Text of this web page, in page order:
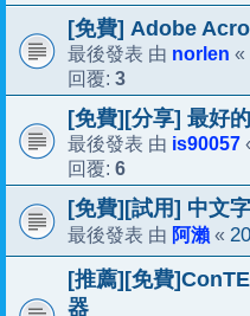
[免費] Adobe
最後發表 由 norlen «
回覆: 3
[免費][分享] 最好
最後發表 由 is90057
回覆: 6
[免費][試用] 中文
最後發表 由 阿瀨 «
[推薦][免費
器